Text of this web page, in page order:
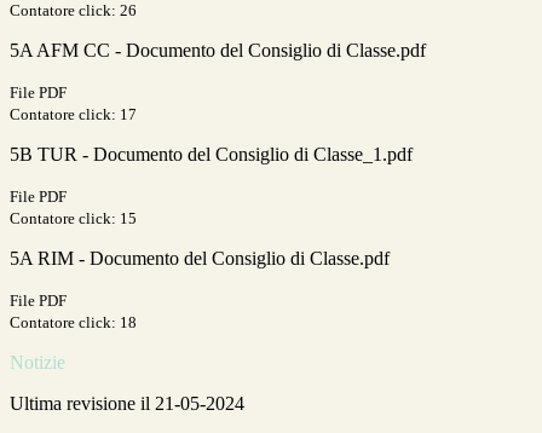
Contatore click: 26
5A AFM CC - Documento del Consiglio di Classe.pdf
File PDF
Contatore click: 17
5B TUR - Documento del Consiglio di Classe_1.pdf
File PDF
Contatore click: 15
5A RIM - Documento del Consiglio di Classe.pdf
File PDF
Contatore click: 18
Notizie
Ultima revisione il 21-05-2024